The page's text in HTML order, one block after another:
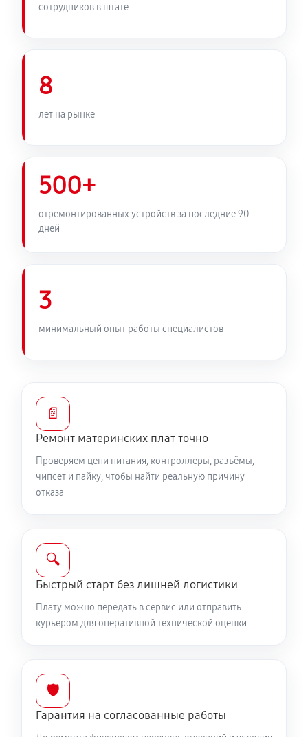
сотрудников в штате
8
лет на рынке
500+
отремонтированных устройств за последние 90
дней
3
минимальный опыт работы специалистов
📄
Ремонт материнских плат точно
Проверяем цепи питания, контроллеры, разъёмы,
чипсет и пайку, чтобы найти реальную причину
отказа
🔍
Быстрый старт без лишней логистики
Плату можно передать в сервис или отправить
курьером для оперативной технической оценки
🛡️
Гарантия на согласованные работы